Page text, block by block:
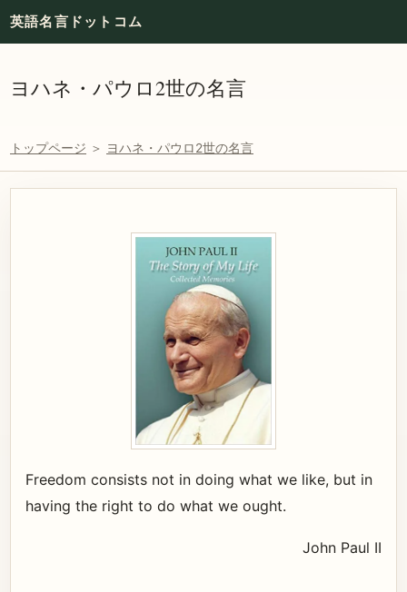
英語名言ドットコム
ヨハネ・パウロ2世の名言
トップページ ＞ ヨハネ・パウロ2世の名言
Freedom consists not in doing what we like, but in
having the right to do what we ought.
John Paul II